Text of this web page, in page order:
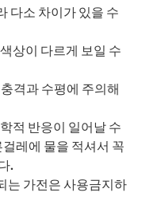
다소 차이가 있을 수
상이 다르게 보일 수
격과 수평에 주의해
적 반응이 일어날 수
레에 물을 적셔서 꼭
.
는 가전은 사용금지하